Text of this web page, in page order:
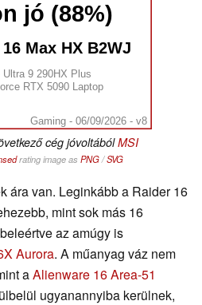
jó (88%)
Max HX B2WJ
Ultra 9 290HX Plus
RTX 5090 Laptop
Gaming - 06/09/2026 - v8
cég jóvoltábólMSI
rating image as PNG/SVG
ára van. Leginkább a Raider 16
mint sok más 16
az amúgy is
Aurora. A műanyag váz nem
aAlienware 16 Area-51
ugyanannyiba kerülnek,